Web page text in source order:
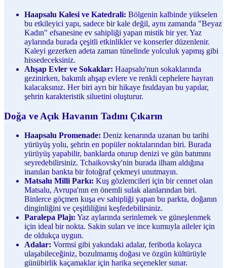
Haapsalu Kalesi ve Katedrali: Bölgenin kalbinde yükselen
bu etkileyici yapı, sadece bir kale değil, aynı zamanda "Beyaz
Kadın" efsanesine ev sahipliği yapan mistik bir yer. Yaz
aylarında burada çeşitli etkinlikler ve konserler düzenlenir.
Kaleyi gezerken adeta zaman tünelinde yolculuk yapmış gibi
hissedeceksiniz.
Ahşap Evler ve Sokaklar: Haapsalu'nun sokaklarında
gezinirken, bakımlı ahşap evlere ve renkli cephelere hayran
kalacaksınız. Her biri ayrı bir hikaye fısıldayan bu yapılar,
şehrin karakteristik siluetini oluşturur.
Doğa ve Açık Havanın Tadını Çıkarın
Haapsalu Promenade: Deniz kenarında uzanan bu tarihi
yürüyüş yolu, şehrin en popüler noktalarından biri. Burada
yürüyüş yapabilir, banklarda oturup denizi ve gün batımını
seyredebilirsiniz. Tchaikovsky'nin burada ilham aldığına
inanılan bankta bir fotoğraf çekmeyi unutmayın.
Matsalu Milli Parkı: Kuş gözlemcileri için bir cennet olan
Matsalu, Avrupa'nın en önemli sulak alanlarından biri.
Binlerce göçmen kuşa ev sahipliği yapan bu parkta, doğanın
dinginliğini ve çeşitliliğini keşfedebilirsiniz.
Paralepa Plajı: Yaz aylarında serinlemek ve güneşlenmek
için ideal bir nokta. Sakin suları ve ince kumuyla aileler için
de oldukça uygun.
Adalar: Vormsi gibi yakındaki adalar, feribotla kolayca
ulaşabileceğiniz, bozulmamış doğası ve özgün kültürüyle
günübirlik kaçamaklar için harika seçenekler sunar.